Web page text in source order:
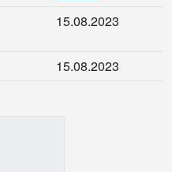
15.08.2023
15.08.2023